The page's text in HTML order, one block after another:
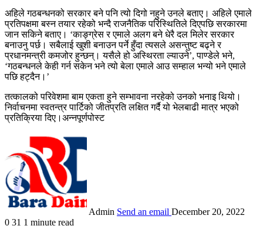
अहिले गठबन्धनको सरकार बने पनि त्यो दिगो नहुने उनले बताए। अहिले एमाले
प्रतिपक्षमा बस्न तयार रहेको भन्दै राजनैतिक परिस्थितिले दिएपछि सरकारमा
जान सकिने बताए। ‘काङ्ग्रेस र एमाले अलग बने धेरै दल मिलेर सरकार
बनाउनु पर्छ। सबैलाई खुशी बनाउन पर्ने हुँदा त्यसले असन्तुष्ट बढ्ने र
प्रधानमन्त्री कमजोर हुन्छन्। यसैले हो अस्थिरता ल्याउने’, पाण्डेले भने,
‘गठबन्धनले केही गर्न सकेन भने त्यो बेला एमाले आउ सम्हाल भन्यो भने एमाले
पछि हट्दैन।’
तत्कालको परिवेशमा बाम एकता हुने सम्भावना नरहेको उनको भनाइ थियो।
निर्वाचनमा स्वतन्त्र पार्टिको जीतप्रति लक्षित गर्दै यो भेलबाढी मात्र भएको
प्रतिक्रिया दिए।अन्नपूर्णपोस्ट
Admin Send an email December 20, 2022
0 31 1 minute read